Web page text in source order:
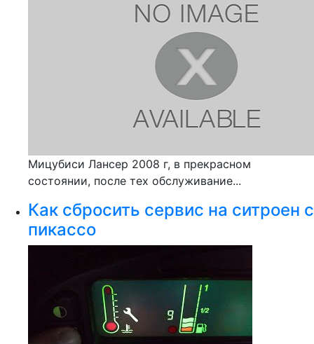
Мицубиси Лансер 2008 г, в прекрасном
состоянии, после тех обслуживание...
Как сбросить сервис на ситроен с
пикассо